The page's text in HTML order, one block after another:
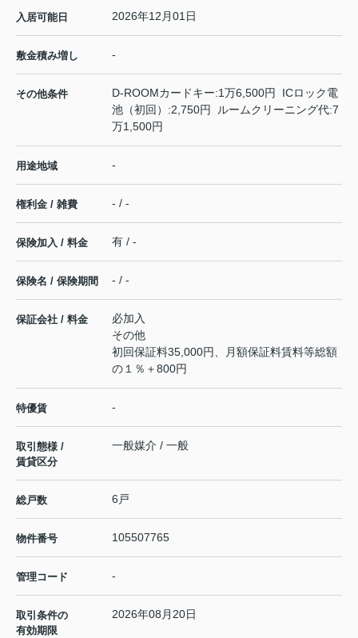
入居可能日 2026年12月01日
敷金積み増し -
その他条件
D-ROOMカードキー:1万6,500円 ICロック電
池（初回）:2,750円 ルームクリーニング代:7
万1,500円
用途地域 -
権利金 / 雑費 - / -
保険加入 / 料金 有 / -
保険名 / 保険期間 - / -
保証会社 / 料金
必加入
その他
初回保証料35,000円、月額保証料賃料等総額
の１％＋800円
特優賃 -
取引態様 /
賃貸区分
一般媒介 / 一般
総戸数 6戸
物件番号 105507765
管理コード -
取引条件の
有効期限
2026年08月20日